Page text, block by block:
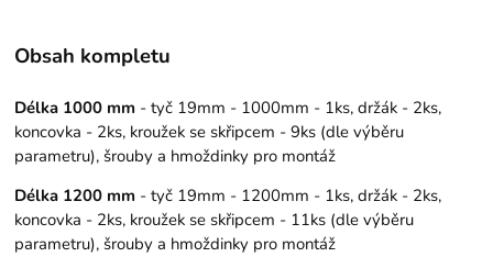
Obsah kompletu
Délka 1000 mm - tyč 19mm - 1000mm - 1ks, držák - 2ks,
koncovka - 2ks, kroužek se skřipcem - 9ks (dle výběru
parametru), šrouby a hmoždinky pro montáž
Délka 1200 mm - tyč 19mm - 1200mm - 1ks, držák - 2ks,
koncovka - 2ks, kroužek se skřipcem - 11ks (dle výběru
parametru), šrouby a hmoždinky pro montáž